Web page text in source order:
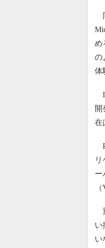
め
の
体
開
在
ー
い
い